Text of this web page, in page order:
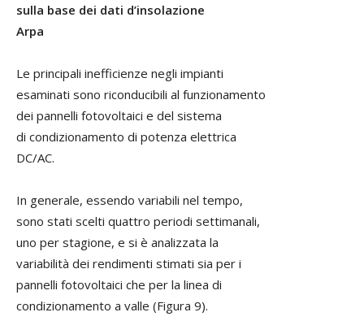
sulla base dei dati d’insolazione
Arpa
Le principali inefficienze negli impianti
esaminati sono riconducibili al funzionamento
dei pannelli fotovoltaici e del sistema
di condizionamento di potenza elettrica
DC/AC.
In generale, essendo variabili nel tempo,
sono stati scelti quattro periodi settimanali,
uno per stagione, e si è analizzata la
variabilità dei rendimenti stimati sia per i
pannelli fotovoltaici che per la linea di
condizionamento a valle (Figura 9).